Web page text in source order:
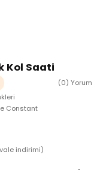
Kol Saati
(0) Yorum
Constant
indirimi)